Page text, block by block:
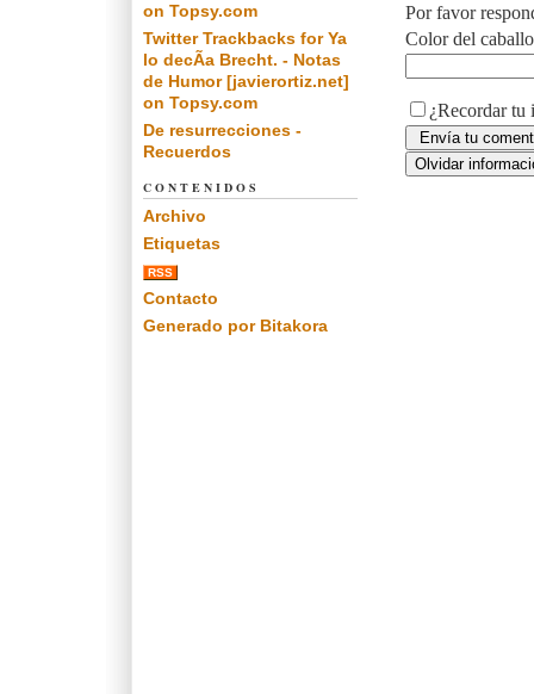
Por favor
Color del
¿Recordar tu
on Topsy.com
Twitter Trackbacks for Ya
lo decÃ­a Brecht. - Notas
de Humor [javierortiz.net]
on Topsy.com
De resurrecciones -
Recuerdos
CONTENIDOS
Archivo
Etiquetas
RSS
Contacto
Generado por Bitakora